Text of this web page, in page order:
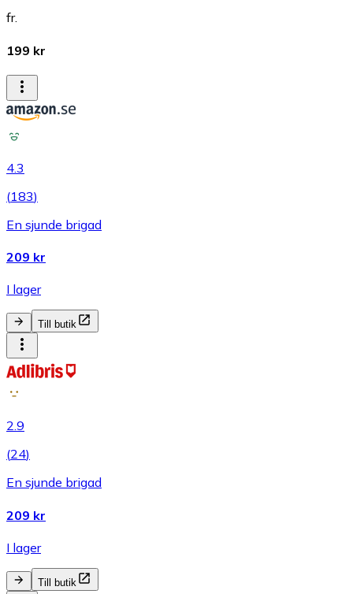
fr.
199 kr
4.3
(183)
En sjunde brigad
209 kr
I lager
Till butik
2.9
(24)
En sjunde brigad
209 kr
I lager
Till butik